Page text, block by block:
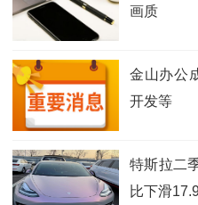
画质
金山办公
开发等
特斯拉二
比下滑